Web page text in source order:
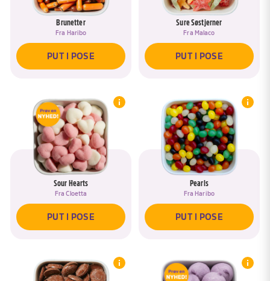
Brunetter
Fra Haribo
PUT I POSE
Sure Søstjerner
Fra Malaco
PUT I POSE
Sour Hearts
FraCloetta
PUT I POSE
Pearls
Fra Haribo
PUT I POSE